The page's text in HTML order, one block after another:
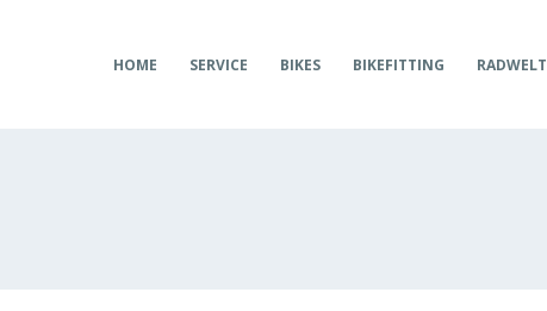
HOME SERVICE BIKES BIKEFITTING RADWELT